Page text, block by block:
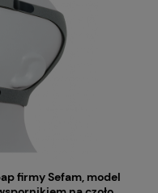
firmy Sefam, model